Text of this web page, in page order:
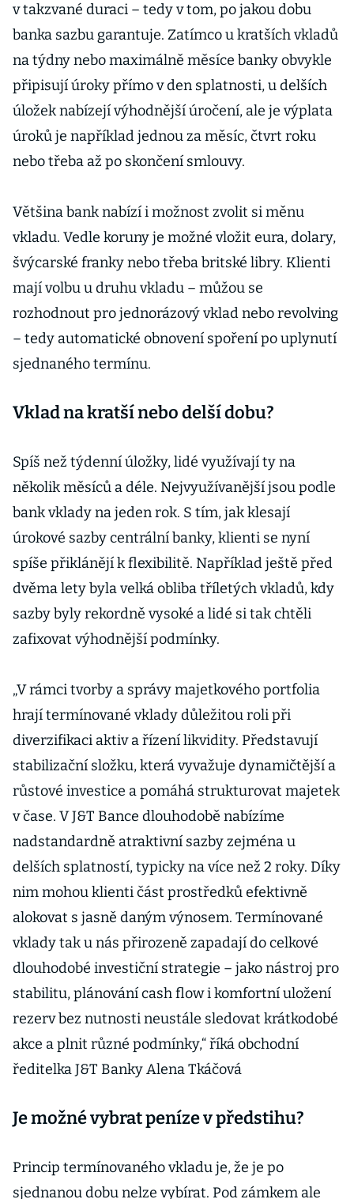
v takzvané duraci – tedy v tom, po jakou dobu
banka sazbu garantuje. Zatímco u kratších vkladů
na týdny nebo maximálně měsíce banky obvykle
připisují úroky přímo v den splatnosti, u delších
úložek nabízejí výhodnější úročení, ale je výplata
úroků je například jednou za měsíc, čtvrt roku
nebo třeba až po skončení smlouvy.
Většina bank nabízí i možnost zvolit si měnu
vkladu. Vedle koruny je možné vložit eura, dolary,
švýcarské franky nebo třeba britské libry. Klienti
mají volbu u druhu vkladu – můžou se
rozhodnout pro jednorázový vklad nebo revolving
– tedy automatické obnovení spoření po uplynutí
sjednaného termínu.
Vklad na kratší nebo delší dobu?
Spíš než týdenní úložky, lidé využívají ty na
několik měsíců a déle. Nejvyužívanější jsou podle
bank vklady na jeden rok. S tím, jak klesají
úrokové sazby centrální banky, klienti se nyní
spíše přiklánějí k flexibilitě. Například ještě před
dvěma lety byla velká obliba tříletých vkladů, kdy
sazby byly rekordně vysoké a lidé si tak chtěli
zafixovat výhodnější podmínky.
„V rámci tvorby a správy majetkového portfolia
hrají termínované vklady důležitou roli při
diverzifikaci aktiv a řízení likvidity. Představují
stabilizační složku, která vyvažuje dynamičtější a
růstové investice a pomáhá strukturovat majetek
v čase. V J&T Bance dlouhodobě nabízíme
nadstandardně atraktivní sazby zejména u
delších splatností, typicky na více než 2 roky. Díky
nim mohou klienti část prostředků efektivně
alokovat s jasně daným výnosem. Termínované
vklady tak u nás přirozeně zapadají do celkové
dlouhodobé investiční strategie – jako nástroj pro
stabilitu, plánování cash flow i komfortní uložení
rezerv bez nutnosti neustále sledovat krátkodobé
akce a plnit různé podmínky,“ říká obchodní
ředitelka J&T Banky Alena Tkáčová
Je možné vybrat peníze v předstihu?
Princip termínovaného vkladu je, že je po
sjednanou dobu nelze vybírat. Pod zámkem ale